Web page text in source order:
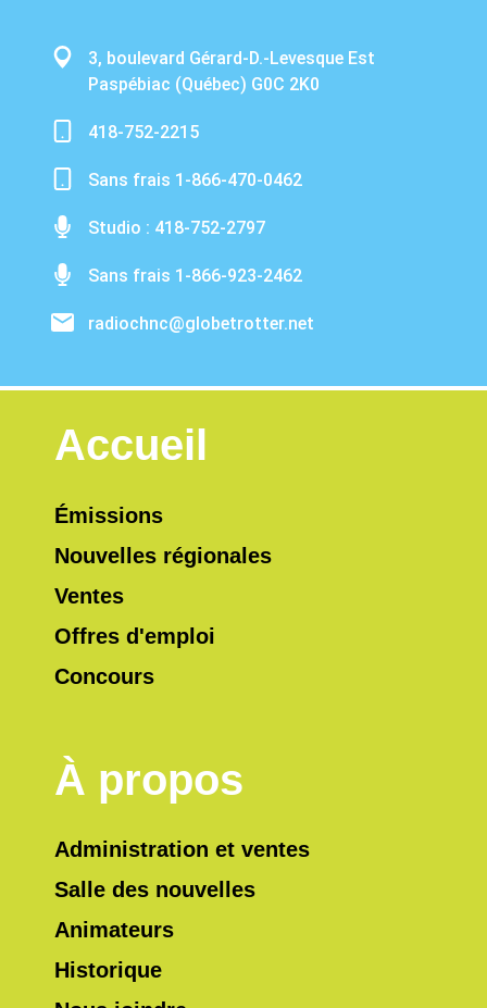
3, boulevard Gérard-D.-Levesque Est
Paspébiac (Québec) G0C 2K0
418-752-2215
Sans frais 1-866-470-0462
Studio : 418-752-2797
Sans frais 1-866-923-2462
radiochnc@globetrotter.net
Accueil
Émissions
Nouvelles régionales
Ventes
Offres d'emploi
Concours
À propos
Administration et ventes
Salle des nouvelles
Animateurs
Historique